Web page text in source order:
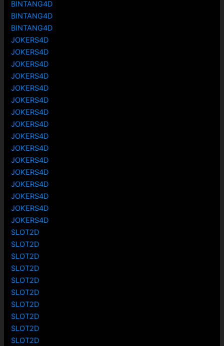
BINTANG4D
BINTANG4D
BINTANG4D
JOKERS4D
JOKERS4D
JOKERS4D
JOKERS4D
JOKERS4D
JOKERS4D
JOKERS4D
JOKERS4D
JOKERS4D
JOKERS4D
JOKERS4D
JOKERS4D
JOKERS4D
JOKERS4D
JOKERS4D
JOKERS4D
SLOT2D
SLOT2D
SLOT2D
SLOT2D
SLOT2D
SLOT2D
SLOT2D
SLOT2D
SLOT2D
SLOT2D